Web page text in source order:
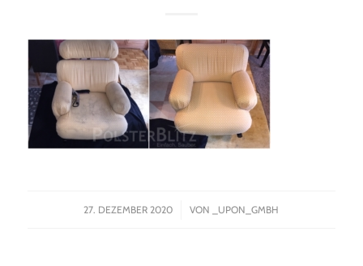
27. DEZEMBER 2020
/ VON _UPON_GMBH